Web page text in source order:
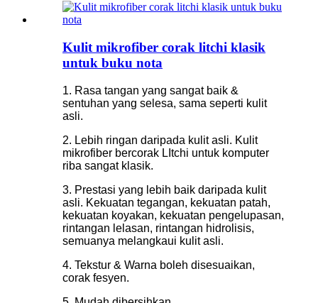
Kulit mikrofiber corak litchi klasik
untuk buku nota
1. Rasa tangan yang sangat baik &
sentuhan yang selesa, sama seperti kulit
asli.
2. Lebih ringan daripada kulit asli. Kulit
mikrofiber bercorak LItchi untuk komputer
riba sangat klasik.
3. Prestasi yang lebih baik daripada kulit
asli. Kekuatan tegangan, kekuatan patah,
kekuatan koyakan, kekuatan pengelupasan,
rintangan lelasan, rintangan hidrolisis,
semuanya melangkaui kulit asli.
4. Tekstur & Warna boleh disesuaikan,
corak fesyen.